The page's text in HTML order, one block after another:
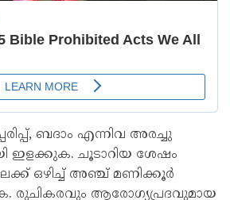
ബദാം എന്നിവ അരച്ചു
ഇളക്കുക. ചൂടാറിയ ശേഷം
ഒഴിച്ച് അഞ്ച് മണിക്കൂർ
രുചികരവും ആരോഗ്യപ്രദവുമായ